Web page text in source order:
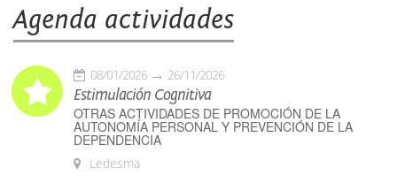
Agenda actividades
08/01/2026 26/11/2026
Estimulación Cognitiva
OTRAS ACTIVIDADES DE PROMOCIÓN DE LA
AUTONOMÍA PERSONAL Y PREVENCIÓN DE LA
DEPENDENCIA
Ledesma